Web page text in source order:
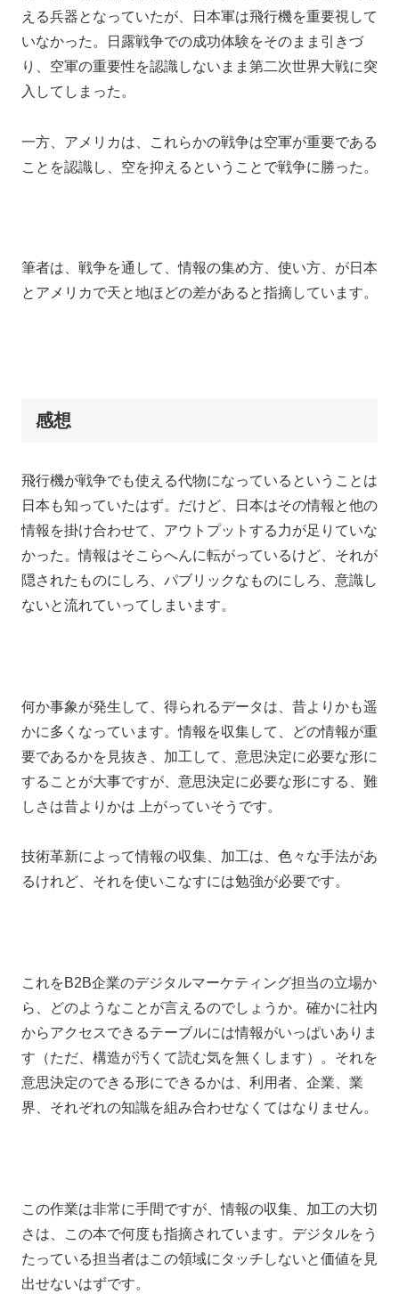
える兵器となっていたが、日本軍は飛行機を重要視して
いなかった。日露戦争での成功体験をそのまま引きづ
り、空軍の重要性を認識しないまま第二次世界大戦に突
入してしまった。
一方、アメリカは、これらかの戦争は空軍が重要である
ことを認識し、空を抑えるということで戦争に勝った。
筆者は、戦争を通して、情報の集め方、使い方、が日本
とアメリカで天と地ほどの差があると指摘しています。
感想
飛行機が戦争でも使える代物になっているということは
日本も知っていたはず。だけど、日本はその情報と他の
情報を掛け合わせて、アウトプットする力が足りていな
かった。情報はそこらへんに転がっているけど、それが
隠されたものにしろ、パブリックなものにしろ、意識し
ないと流れていってしまいます。
何か事象が発生して、得られるデータは、昔よりかも遥
かに多くなっています。情報を収集して、どの情報が重
要であるかを見抜き、加工して、意思決定に必要な形に
することが大事ですが、意思決定に必要な形にする、難
しさは昔よりかは 上がっていそうです。
技術革新によって情報の収集、加工は、色々な手法があ
るけれど、それを使いこなすには勉強が必要です。
これをB2B企業のデジタルマーケティング担当の立場か
ら、どのようなことが言えるのでしょうか。確かに社内
からアクセスできるテーブルには情報がいっぱいありま
す（ただ、構造が汚くて読む気を無くします）。それを
意思決定のできる形にできるかは、利用者、企業、業
界、それぞれの知識を組み合わせなくてはなりません。
この作業は非常に手間ですが、情報の収集、加工の大切
さは、この本で何度も指摘されています。デジタルをう
たっている担当者はこの領域にタッチしないと価値を見
出せないはずです。